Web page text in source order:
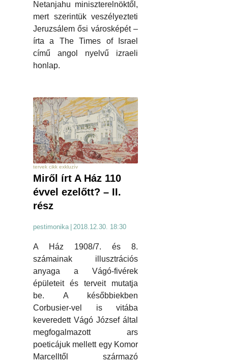
Netanjahu miniszterelnöktől,
mert szerintük veszélyezteti
Jeruzsálem ősi városképét –
írta a The Times of Israel
című angol nyelvű izraeli
honlap.
tervek cikk exkluzív
Miről írt A Ház 110
évvel ezelőtt? – II.
rész
pestimonika 2018.12.30. 18:30
A Ház 1908/7. és 8.
számainak illusztrációs
anyaga a Vágó-fivérek
épületeit és terveit mutatja
be. A későbbiekben
Corbusier-vel is vitába
keveredett Vágó József által
megfogalmazott ars
poeticájuk mellett egy Komor
Marcelltől származó